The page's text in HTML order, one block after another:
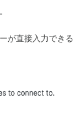
が直接入力できる